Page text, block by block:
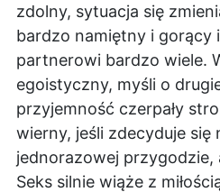
zdolny, sytuacja się
bardzo namiętny i gorący
partnerowi bardzo wiele.
egoistyczny, myśli o
przyjemność czerpały
wierny, jeśli zdecyduje się
jednorazowej przygodzie,
Seks silnie wiąże z